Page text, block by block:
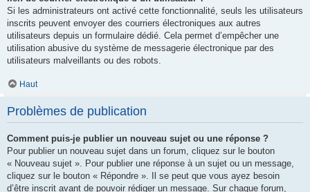
Si les administrateurs ont activé cette fonctionnalité, seuls les utilisateurs
inscrits peuvent envoyer des courriers électroniques aux autres
utilisateurs depuis un formulaire dédié. Cela permet d’empêcher une
utilisation abusive du système de messagerie électronique par des
utilisateurs malveillants ou des robots.
Haut
Problèmes de publication
Comment puis-je publier un nouveau sujet ou une réponse ?
Pour publier un nouveau sujet dans un forum, cliquez sur le bouton
« Nouveau sujet ». Pour publier une réponse à un sujet ou un message,
cliquez sur le bouton « Répondre ». Il se peut que vous ayez besoin
d’être inscrit avant de pouvoir rédiger un message. Sur chaque forum,